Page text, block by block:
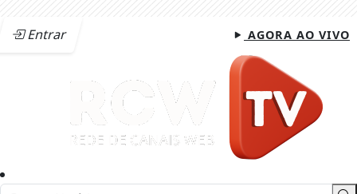
Entrar AGORA AO VIVO